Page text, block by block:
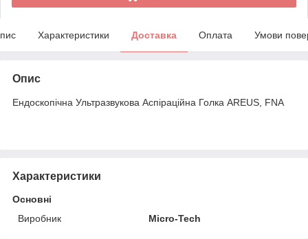
Характеристики Доставка Оплата Умови
Опис
Ендоскопічна Ультразвукова Аспіраційна Голка AREUS, FNA
Характеристики
Основні
Виробник
Micro-Tech